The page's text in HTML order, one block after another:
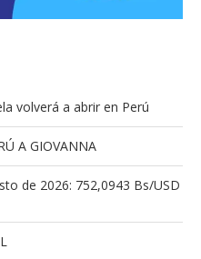
volverá a abrir en Perú
A GIOVANNA
de 2026: 752,0943 Bs/USD